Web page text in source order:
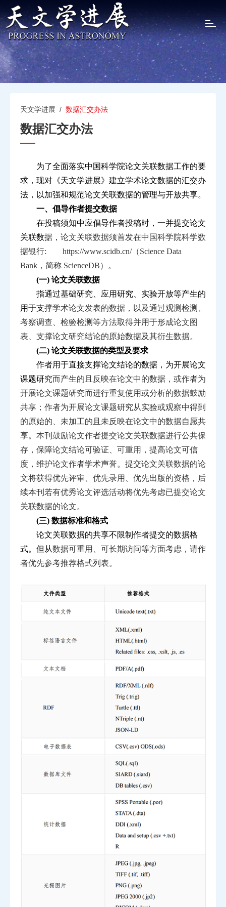
T
o
g
l
e
i
n
天文学进展 / 数据汇交办法
数据汇交办法
为了全面落实中国科学院论文关联数据工作的要
求，现对《天文学进展》建立学术论文数据的汇交办
法，以加强和规范论文关联数据的管理与开放共享。
一、倡导作者提交数据
在投稿须知中应倡导作者投稿时，一并提交论文
关联数据，论文关联数据须首发在中国科学院科学数
据银行:
https://www.scidb.cn/（Science Data
Bank ，简称 ScienceDB）。
(一) 论文关联数据
指通过基础研究、应用研究、实验开放等产生的
用于支撑学术论文发表的数据，以及通过观测检测、
考察调查、检验检测等方法取得并用于形成论文图
表、支撑论文研究结论的原始数据及其衍生数据。
(二) 论文关联数据的类型及要求
作者用于直接支撑论文结论的数据，为开展论文
课题研究而产生的且反映在论文中的数据，或作者为
开展论文课题研究而进行重复使用或分析的数据鼓励
共享；作者为开展论文课题研究从实验或观察中得到
的原始的、未加工的且未反 映在论文中的数据自愿共
享。本刊鼓励论文作者提交论文关联数据进行公共保
存，保障论文结论可验证、可重用，提高论文可信
度，维护论文作者学术声誉。提交论文关联数据的论
文将获得优先评审、优先录用、优先出版的资格，后
续本刊若有优秀论文评选活动将优先考虑已提交论文
关联数据的论文。
(三) 数据标准和格式
论文关联数据的共享不限制作者提交的数据格
式。但从数据可重用、可长期访问等方面考虑，请作
者优先参考推荐格式列表。